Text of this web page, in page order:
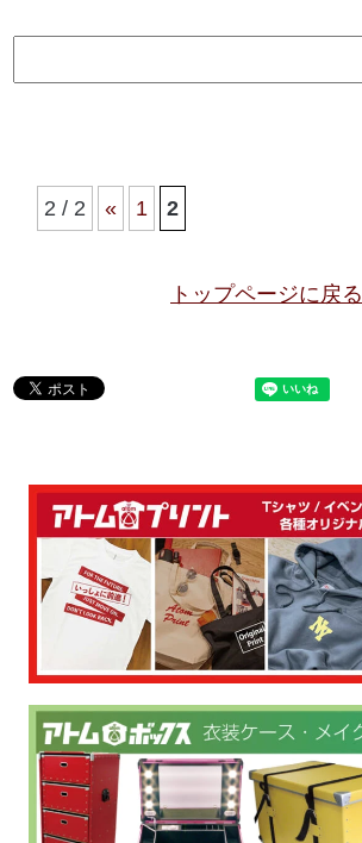
2 / 2 « 1 2
トップページに戻る